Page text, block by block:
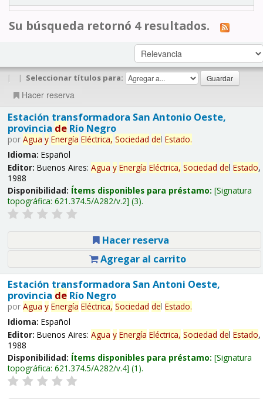
Su búsqueda retornó 4 resultados.
| | Seleccionar títulos para:
Hacer reserva
Estación transformadora San Antonio Oeste,
provincia deRío Negro
por Agua y Energía Eléctrica, Sociedad del Estado.
Idioma: Español
Editor: Buenos Aires: Agua y Energía Eléctrica, Sociedad del Estado,
1988
Disponibilidad: Ítems disponibles para préstamo: Signatura
topográfica: 621.374.5/A282/v.2 (3).
Hacer reserva
Agregar al carrito
Estación transformadora San Antoni Oeste,
provincia deRío Negro
por Agua y Energía Eléctrica, Sociedad del Estado.
Idioma: Español
Editor: Buenos Aires: Agua y Energía Eléctrica, Sociedad del Estado,
1988
Disponibilidad: Ítems disponibles para préstamo: Signatura
topográfica: 621.374.5/A282/v.4 (1).